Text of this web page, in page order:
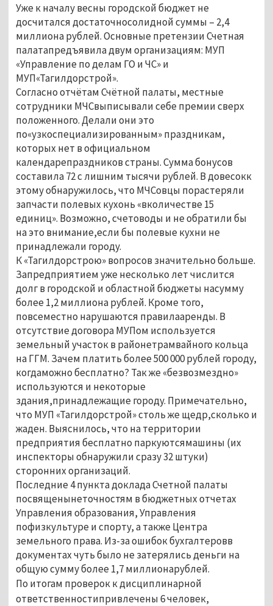
Уже к началу весны городской бюджет не
досчитался достаточносолидной суммы – 2,4
миллиона рублей. Основные претензии Счетная
палатапредъявила двум организациям: МУП
«Управление по делам ГО и ЧС» и
МУП«Тагилдорстрой».
Согласно отчётам Счётной палаты, местные
сотрудники МЧСвыписывали себе премии сверх
положенного. Делали они это
по«узкоспециализированным» праздникам,
которых нет в официальном
календарепраздников страны. Сумма бонусов
составила 72 с лишним тысячи рублей. В довесокк
этому обнаружилось, что МЧСовцы порастеряли
запчасти полевых кухонь «вколичестве 15
единиц». Возможно, счетоводы и не обратили бы
на это внимание,если бы полевые кухни не
принадлежали городу.
К «Тагилдорстрою» вопросов значительно больше.
Запредприятием уже несколько лет числится
долг в городской и областной бюджеты насумму
более 1,2 миллиона рублей. Кроме того,
повсеместно нарушаются правилааренды. В
отсутствие договора МУПом используется
земельный участок в районетрамвайного кольца
на ГГМ. Зачем платить более 500 000 рублей городу,
когдаможно бесплатно? Так же «безвозмездно»
используются и некоторые
здания,принадлежащие городу. Примечательно,
что МУП «Тагилдорстрой» столь же щедр,сколько и
жаден. Выяснилось, что на территории
предприятия бесплатно паркуютсямашины (их
инспекторы обнаружили сразу 32 штуки)
сторонних организаций.
Последние 4 пункта доклада Счетной палаты
посвященынеточностям в бюджетных отчетах
Управления образования, Управления
пофизкультуре и спорту, а также Центра
земельного права. Из-за ошибок бухгалтеровв
документах чуть было не затерялись деньги на
общую сумму более 1,7 миллионарублей.
По итогам проверок к дисциплинарной
ответственностипривлечены 6 человек,